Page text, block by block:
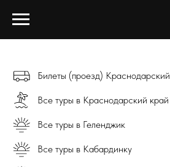
Билеты (проезд)
Все туры в Краснодарский край
Все туры в Геленджик
Все туры в Кабардинку